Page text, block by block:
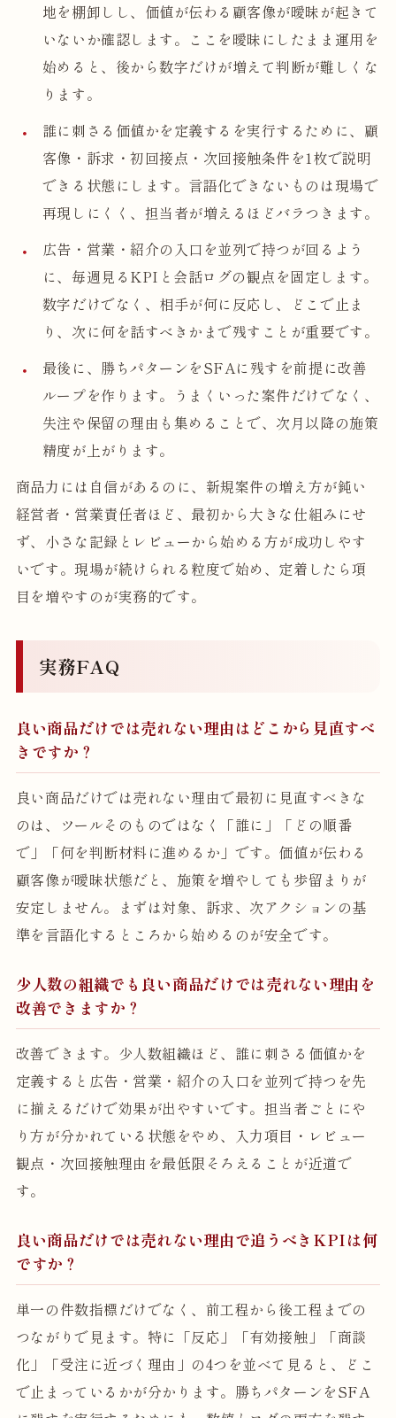
地を棚卸しし、価値が伝わる顧客像が曖昧が起きて
いないか確認します。ここを曖昧にしたまま運用を
始めると、後から数字だけが増えて判断が難しくな
ります。
誰に刺さる価値かを定義するを実行するために、顧
客像・訴求・初回接点・次回接触条件を1枚で説明
できる状態にします。言語化できないものは現場で
再現しにくく、担当者が増えるほどバラつきます。
広告・営業・紹介の入口を並列で持つが回るよう
に、毎週見るKPIと会話ログの観点を固定します。
数字だけでなく、相手が何に反応し、どこで止ま
り、次に何を話すべきかまで残すことが重要です。
最後に、勝ちパターンをSFAに残すを前提に改善
ループを作ります。うまくいった案件だけでなく、
失注や保留の理由も集めることで、次月以降の施策
精度が上がります。
商品力には自信があるのに、新規案件の増え方が鈍い
経営者・営業責任者ほど、最初から大きな仕組みにせ
ず、小さな記録とレビューから始める方が成功しやす
いです。現場が続けられる粒度で始め、定着したら項
目を増やすのが実務的です。
実務FAQ
良い商品だけでは売れない理由はどこから見直すべ
きですか？
良い商品だけでは売れない理由で最初に見直すべきな
のは、ツールそのものではなく「誰に」「どの順番
で」「何を判断材料に進めるか」です。価値が伝わる
顧客像が曖昧状態だと、施策を増やしても歩留まりが
安定しません。まずは対象、訴求、次アクションの基
準を言語化するところから始めるのが安全です。
少人数の組織でも良い商品だけでは売れない理由を
改善できますか？
改善できます。少人数組織ほど、誰に刺さる価値かを
定義すると広告・営業・紹介の入口を並列で持つを先
に揃えるだけで効果が出やすいです。担当者ごとにや
り方が分かれている状態をやめ、入力項目・レビュー
観点・次回接触理由を最低限そろえることが近道で
す。
良い商品だけでは売れない理由で追うべきKPIは何
ですか？
単一の件数指標だけでなく、前工程から後工程までの
つながりで見ます。特に「反応」「有効接触」「商談
化」「受注に近づく理由」の4つを並べて見ると、どこ
で止まっているかが分かります。勝ちパターンをSFA